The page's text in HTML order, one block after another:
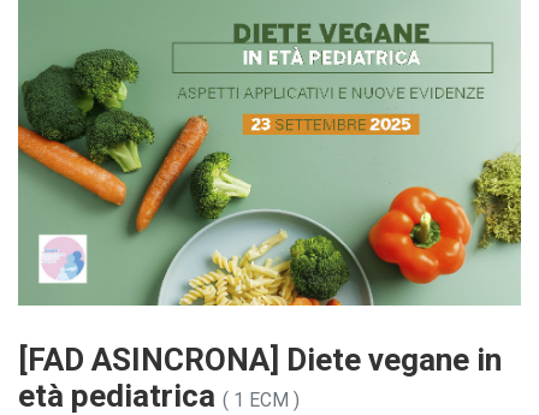
[FAD ASINCRONA] Diete vegane in
età pediatrica ( 1 ECM )